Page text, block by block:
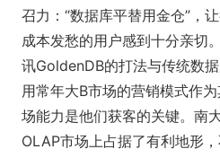
召力：“数据库平替用金仓”，
成本发愁的用户感到十分亲切
讯GoldenDB的打法与传统数
用常年大B市场的营销模式作
场能力是他们获客的关键。南
OLAP市场上占据了有利地形